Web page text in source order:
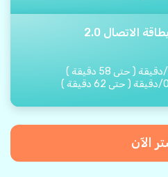
الاتصال 2.0
/دقيقة ( حتى 58 دقيقة )
/دقيقة ( حتى 62 دقيقة )
الآن